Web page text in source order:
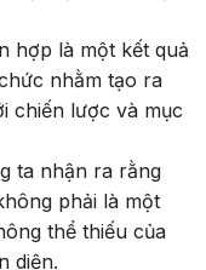
hợp là một kết quả
nhằm tạo ra
chiến lược và mục
ta nhận ra rằng
phải là một
thể thiếu của
diện.